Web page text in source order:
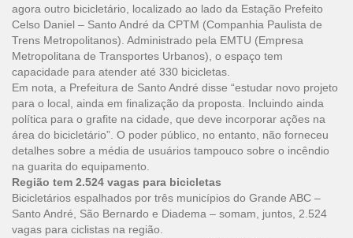
agora outro bicicletário, localizado ao lado da Estação Prefeito
Celso Daniel – Santo André da CPTM (Companhia Paulista de
Trens Metropolitanos). Administrado pela EMTU (Empresa
Metropolitana de Transportes Urbanos), o espaço tem
capacidade para atender até 330 bicicletas.
Em nota, a Prefeitura de Santo André disse “estudar novo projeto
para o local, ainda em finalização da proposta. Incluindo ainda
política para o grafite na cidade, que deve incorporar ações na
área do bicicletário”. O poder público, no entanto, não forneceu
detalhes sobre a média de usuários tampouco sobre o incêndio
na guarita do equipamento.
Região tem 2.524 vagas para bicicletas
Bicicletários espalhados por três municípios do Grande ABC –
Santo André, São Bernardo e Diadema – somam, juntos, 2.524
vagas para ciclistas na região.